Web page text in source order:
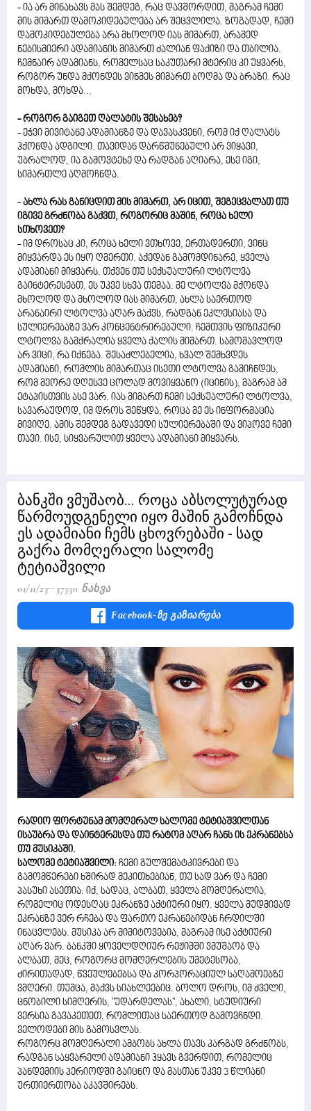
- ია არ მინახავს მას შემდეგ, რაც დავშორდით, მაგრამ ჩემი
მის მიმართ დამოკიდებულება არ შეცვლილა. ზოგადად, ჩემი
დამოკიდებულება არა მხოლოდ იას მიმართ, არამედ
ნებისმიერი ადამიანის მიმართ ძალიან ფაქიზი და თბილია.
ჩემნაირ ადამიანს, რომელსაც საკუთარი მტერიც კი უყვარს,
როგორ უნდა მქონდეს ვინმეს მიმართ ბოღმა და ბრაზი. რაც
მოხდა, მოხდა...
- როგორ გაიგეთ ღალატის შესახებ?
- ეჭვი მივიტანე ადამიანზე და დავასკვენი, რომ იქ ღალატს
ჰქონდა ადგილი. თავიდან დარწმუნებული არ ვიყავი,
უბრალოდ, ია გამოვტეხე და რადგან აღიარა, ესე იგი,
სიმართლე აღმოჩნდა.
-ახლა რას განიცდით მის მიმართ, არ იცით, შეგეცვალათ თუ
იგივე გრძნობა გაქვთ, როგორიც მაშინ, როცა ხელი
სთხოვეთ?
- იმ დროსაც კი, როცა ხელი ვთხოვე, ერთადერთი, ვინც
მიყვარდა ეს იყო ღმერთი. აქედან გამომდინარე, ყველა
ადამიანი მიყვარს. თქვენ თუ სექსუალური ლტოლვა
გაინტერესებთ, ეს უკვე სხვა თემაა. მე ლტოლვა მქონდა
მხოლოდ და მხოლოდ იას მიმართ, ახლა საერთოდ
არანაირი ლტოლვა აღარ მაქვს, რადგან ეკლესიასა და
სულიერებაზე ვარ კონცენტრირებული. ჩემთვის ფიზიკური
ლტოლვა გამქრალია ყველა ქალის მიმართ. სამომავლოდ
არ ვიცი, რა იქნება. შესაძლებელია, ხვალ შემხვდეს
ადამიანი, რომლის მიმართაც ისეთი ლტოლვა გამიჩნდეს,
რომ მეორე დღესვე ცოლად მოვიყვანო (იცინის), მაგრამ ამ
ეტაპისთვის ასე ვარ. იას მიმართ ჩემი სექსუალური ლტოლვა,
სავარაუდოდ, იმ დროს შეწყდა, როცა მე ეს ინფორმაცია
მივიღე. ამის შემდეგ გადავედი სულიერებაში და ვიპოვე ჩემი
თავი. ისე, სიყვარულით ყველა ადამიანი მიყვარს.
ბანკში ვმუშაობ... როცა აბსოლუტურად
წარმოუდგენელი იყო მაშინ გამოჩნდა
ეს ადამიანი ჩემს ცხოვრებაში - სად
გაქრა მომღერალი სალომე
ტეტიაშვილი
01/11/23 37350 Ნახვა
Facebook-Ზე Გაზიარება
რადიო ფორტუნამ მომღერალ სალომე ტეტიაშვილთან
ისაუბრა და დაინტერესდა თუ რატომ აღარ ჩანს ის ეკრანებსა
თუ მუსიკაში.
სალომე ტეტიაშვილი: ჩემი გულშემატკივრები და
გამომწერები ხშირად მეკითხებიან, თუ სად ვარ და ჩემი
პასუხი ასეთია: იქ, სადაც, ალბათ, ყველა მომღერალია,
რომელიც ოდესღაც ეკრანზე აქტიური იყო. ყველა მუდმივად
ეკრანზე ვერ რჩება და ფართო ეკრანებიდან ჩრდილში
ინაცვლებს. მუსიკა არ მიმიტოვებია, მაგრამ ისე აქტიური
აღარ ვარ. ბანკში ყოველდღიურ რეჟიმში ვმუშაობ და
ალბათ, მეც, როგორც მომღერლების უმეტესობა,
ძირითადად, წვეულებებსა და კორპორაციულ საღამოებზე
ვმღერი. თუმცა, მაქვს სიახლეებიც. ბოლო დროს, იმ ძველი,
ცნობილი სიმღერის, "უდარდელას", ახალი, სტუდიური
ვერსია გავაკეთეთ, რომლითაც საერთოდ გამოვჩნდი.
ველოდები მის გამოსვლას.
როგორც მომღერალი ამბობს ახლა თავს კარგად გრძნობს,
რადგან საყვარელი ადამიანი ჰყავს გვერდით, რომელიც
პანდემიის პერიოდში გაიცნო და მასთან უკვე 3 წლიანი
ურთიერთობა აკავშირებს.